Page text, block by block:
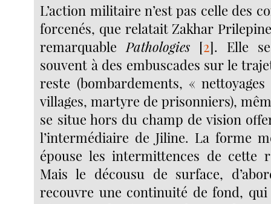
L’action militaire n’est pas celle des
forcenés, que relatait Zakhar
remarquable Pathologies [2]. Elle
souvent à des embuscades sur le
reste (bombardements, «
villages, martyre de prisonniers),
se situe hors du champ de vision
l’intermédiaire de Jiline. La forme
épouse les intermittences de cette
Mais le décousu de surface,
recouvre une continuité de fond, qui